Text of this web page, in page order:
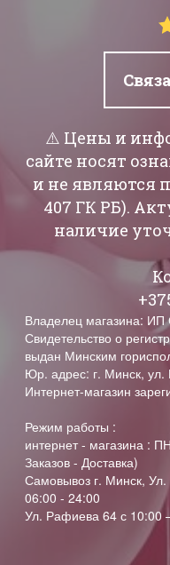
⚠️ Цены и
сайте носят
и не являются
407 ГК РБ).
наличие
Владелец магазина:
Свидетельство о
выдан Минским
Юр. адрес: г. Минск,
Интернет-магазин
Режим работы :
интернет - магазина :
Заказов - Доставка)
Самовывоз г. Минск,
06:00 - 24:00
Ул. Рафиева 64 с 10:00